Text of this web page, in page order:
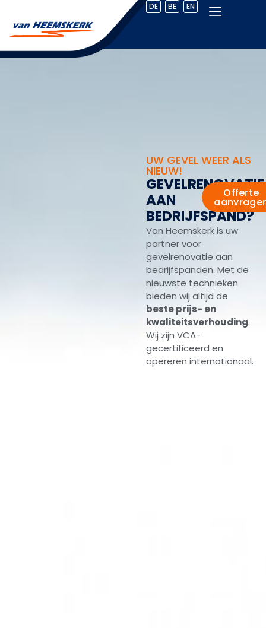
DE BE EN
UW GEVEL WEER ALS
NIEUW!
GEVELRENOVATIE
AAN
BEDRIJFSPAND?
Offerte
Van Heemskerk is uw
partner voor
gevelrenovatie aan
bedrijfspanden. Met de
nieuwste technieken
bieden wij altijd de
beste prijs- en
kwaliteitsverhouding.
Wij zijn VCA-
gecertificeerd en
opereren internationaal.